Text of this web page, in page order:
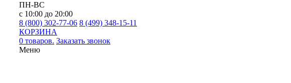
ПН-ВС
с 10:00 до 20:00
8 (800) 302-77-06 8 (499) 348-15-11
КОРЗИНА
0 товаров. Заказать звонок
Меню